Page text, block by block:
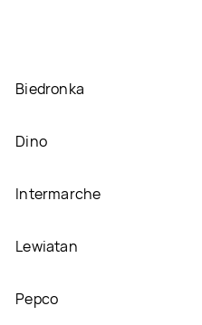
Biedronka
Dino
Intermarche
Lewiatan
Pepco